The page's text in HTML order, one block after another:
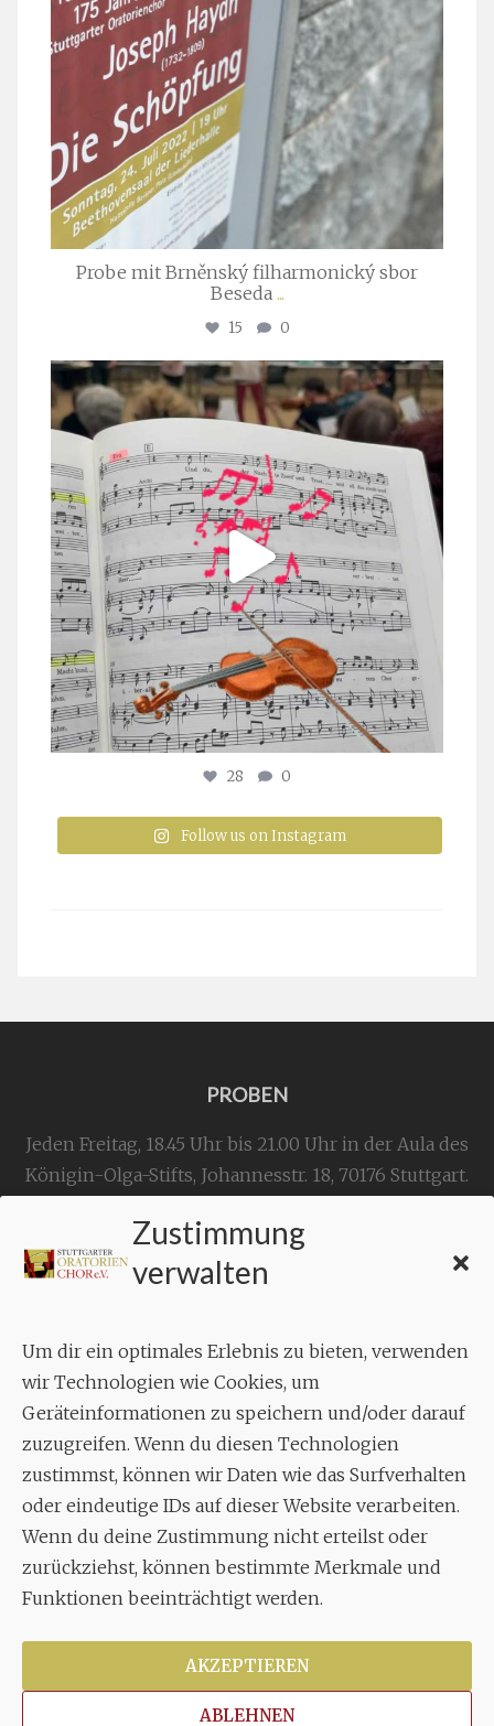
Zustimmung
verwalten
Um dir ein optimales Erlebnis zu bieten, verwenden
wir Technologien wie Cookies, um
Geräteinformationen zu speichern und/oder darauf
zuzugreifen. Wenn du diesen Technologien
zustimmst, können wir Daten wie das Surfverhalten
oder eindeutige IDs auf dieser Website verarbeiten.
Wenn du deine Zustimmung nicht erteilst oder
zurückziehst, können bestimmte Merkmale und
Funktionen beeinträchtigt werden.
AKZEPTIEREN
ABLEHNEN
Probe mit Brněnský filharmonický sbor
Beseda ...
15 0
stuttgarter_oratorienchor
Juli 23
28 0
Follow us on Instagram
PROBEN
Jeden Freitag, 18.45 Uhr bis 21.00 Uhr in der Aula des
Königin-Olga-Stifts, Johannesstr. 18, 70176 Stuttgart.
KONTAKT
Geschäftsstelle:
Aixheimer Str. 18
70619 Stuttgart
MUSIK
Musikalischer Leiter:
Enrico Trummer
Tel.+49 (0)177 / 34 23 57 1
Facebook
TwitterYouTube